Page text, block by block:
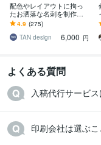
配色やレイアウトに拘っ
たお洒落な名刺を制作し
ます シンプル／修正回数
無制限・QRコード作成無
料／印刷対応◯
4.9 (275)
TAN design
6,000 円
よくある質問
入稿代行サービ
印刷会社は選ぶ